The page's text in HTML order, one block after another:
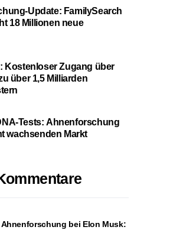
Update: FamilySearch
18 Millionen neue
Kostenloser Zugang über
über 1,5 Milliarden
Tests: Ahnenforschung
wachsenden Markt
Ahnenforschung bei Elon Musk: